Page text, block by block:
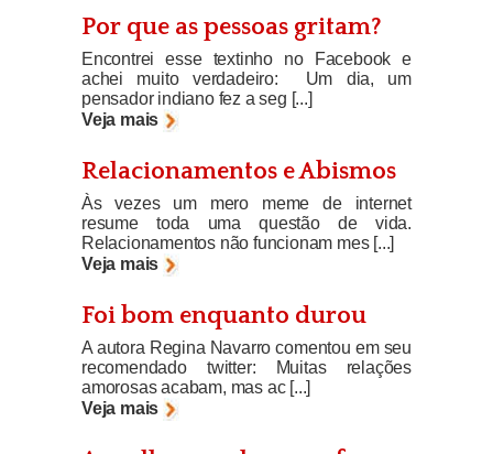
Por que as pessoas gritam?
Encontrei esse textinho no Facebook e
achei muito verdadeiro: Um dia, um
pensador indiano fez a seg [...]
Veja mais
Relacionamentos e Abismos
Às vezes um mero meme de internet
resume toda uma questão de vida.
Relacionamentos não funcionam mes [...]
Veja mais
Foi bom enquanto durou
A autora Regina Navarro comentou em seu
recomendado twitter: Muitas relações
amorosas acabam, mas ac [...]
Veja mais